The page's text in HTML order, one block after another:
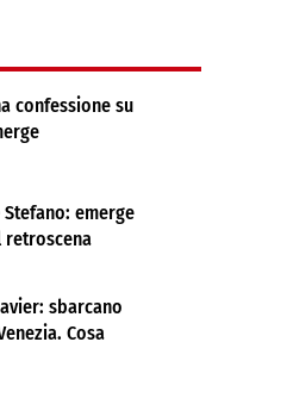
confessione su
emerge
retroscena
sbarcano
Cosa